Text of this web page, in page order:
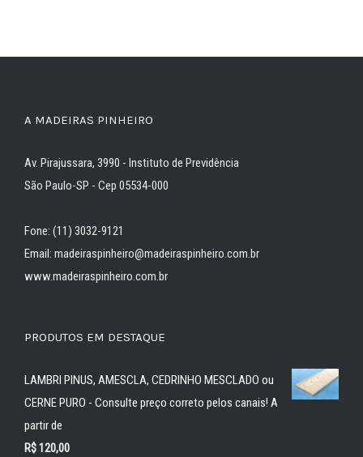
A MADEIRAS PINHEIRO
Av. Pirajussara, 3990 - Instituto de Previdência
São Paulo-SP - Cep 05534-000
Fone: (11) 3032-9121
Email: madeiraspinheiro@madeiraspinheiro.com.br
www.madeiraspinheiro.com.br
PRODUTOS EM DESTAQUE
LAMBRI PINUS, AMESCLA, CEDRINHO MESCLADO ou
CERNE PURO - Consulte preço correto pelos canais! A
partir de
R$120,00